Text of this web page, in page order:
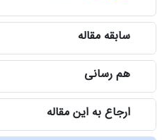
سابقه مقاله
هم رسانی
ارجاع به این مقاله